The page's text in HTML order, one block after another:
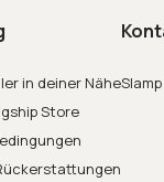
in deiner Nähe
Store